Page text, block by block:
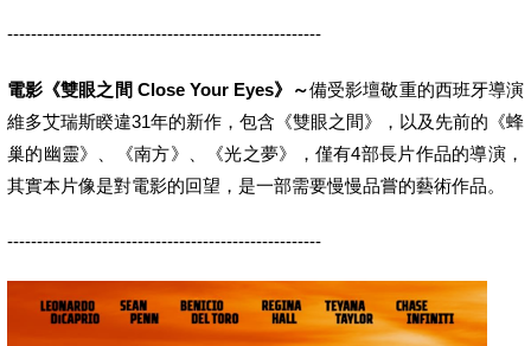
-----------------------------------------------------
電影《雙眼之間 Close Your Eyes》～備受影壇敬重的西班牙導演
維多艾瑞斯睽違31年的新作，包含《雙眼之間》，以及先前的《蜂
巢的幽靈》、《南方》、《光之夢》，僅有4部長片作品的導演，
其實本片像是對電影的回望，是一部需要慢慢品嘗的藝術作品。
-----------------------------------------------------